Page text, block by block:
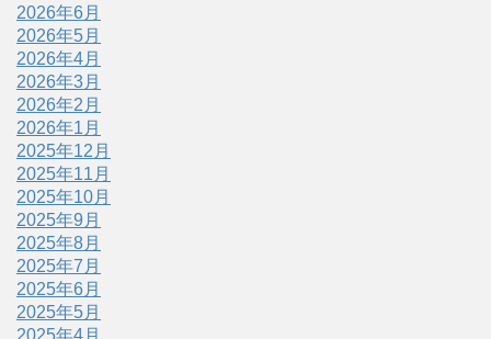
2026年6月
2026年5月
2026年4月
2026年3月
2026年2月
2026年1月
2025年12月
2025年11月
2025年10月
2025年9月
2025年8月
2025年7月
2025年6月
2025年5月
2025年4月